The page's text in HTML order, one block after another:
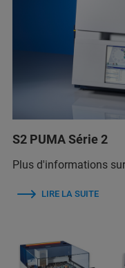
S2 PUMA Série 2
Plus d'informations
LIRE LA SUITE